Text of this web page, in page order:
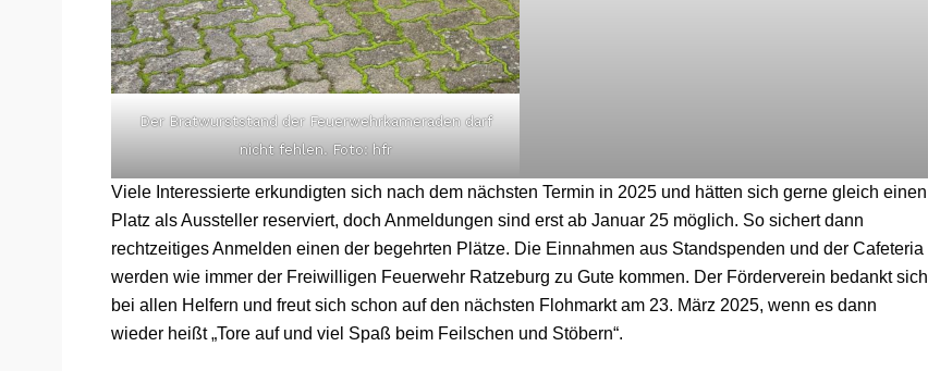
Der Bratwurststand der Feuerwehrkameraden darf
nicht fehlen. Foto: hfr
Viele Interessierte erkundigten sich nach dem nächsten Termin in 2025 und hätten sich gerne gleich einen
Platz als Aussteller reserviert, doch Anmeldungen sind erst ab Januar 25 möglich. So sichert dann
rechtzeitiges Anmelden einen der begehrten Plätze. Die Einnahmen aus Standspenden und der Cafeteria
werden wie immer der Freiwilligen Feuerwehr Ratzeburg zu Gute kommen. Der Förderverein bedankt sich
bei allen Helfern und freut sich schon auf den nächsten Flohmarkt am 23. März 2025, wenn es dann
wieder heißt „Tore auf und viel Spaß beim Feilschen und Stöbern“.